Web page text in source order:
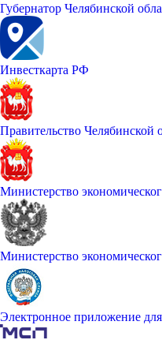
Губернатор Челябинской
Инвесткарта РФ
Правительство Челябинской
Министерство
Министерство
Электронное приложение